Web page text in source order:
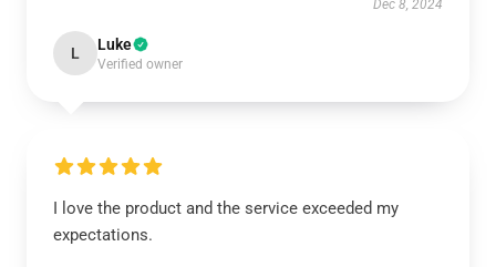
Dec 8, 2024
L Luke
Verified owner
I love the product and the service exceeded my
expectations.